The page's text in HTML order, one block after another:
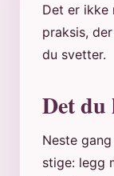
Det er ikke
praksis,
du svetter.
Det du
Neste
stige: legg